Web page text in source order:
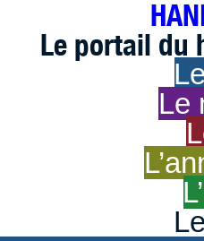
Le portail du
Le